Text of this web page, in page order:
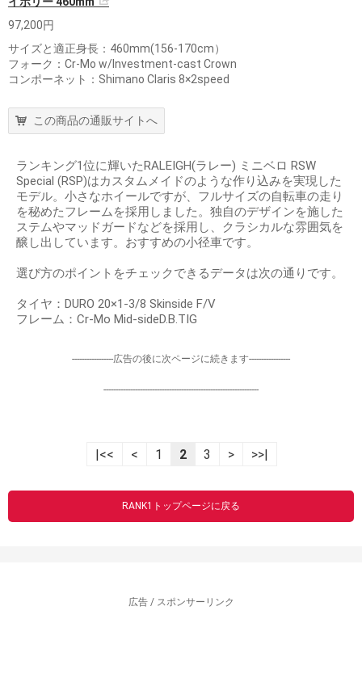
97,200円
サイズと適正身長：460mm(156-170cm）
フォーク：Cr-Mo w/Investment-cast Crown
コンポーネット：Shimano Claris 8×2speed
この商品の通販サイトへ
ランキング1位に輝いたRALEIGH(ラレー) ミニベロ RSW
Special (RSP)はカスタムメイドのような作り込みを実現した
モデル。小さなホイールですが、フルサイズの自転車の走り
を秘めたフレームを採用しました。独自のデザインを施した
ステムやマッドガードなどを採用し、クラシカルな雰囲気を
醸し出しています。おすすめの小径車です。
選び方のポイントをチェックできるデータは次の通りです。
タイヤ：DURO 20×1-3/8 Skinside F/V
フレーム：Cr-Mo Mid-sideD.B.TIG
-----------------広告の後に次ページに続きます-----------------
----------------------------------------------------------------
|<< < 1 2 3 > >>|
RANK1トップページに戻る
広告 / スポンサーリンク